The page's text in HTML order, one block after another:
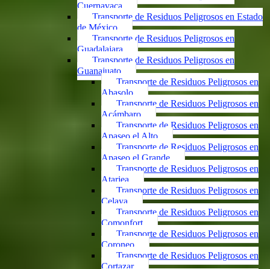
Cuernavaca
Transporte de Residuos Peligrosos en Estado
de México
Transporte de Residuos Peligrosos en
Guadalajara
Transporte de Residuos Peligrosos en
Guanajuato
Transporte de Residuos Peligrosos en
Abasolo
Transporte de Residuos Peligrosos en
Acámbaro
Transporte de Residuos Peligrosos en
Apaseo el Alto
Transporte de Residuos Peligrosos en
Apaseo el Grande
Transporte de Residuos Peligrosos en
Atarjea
Transporte de Residuos Peligrosos en
Celaya
Transporte de Residuos Peligrosos en
Comonfort
Transporte de Residuos Peligrosos en
Coroneo
Transporte de Residuos Peligrosos en
Cortazar